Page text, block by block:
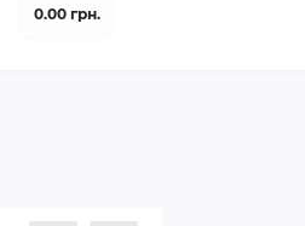
0.00 грн.